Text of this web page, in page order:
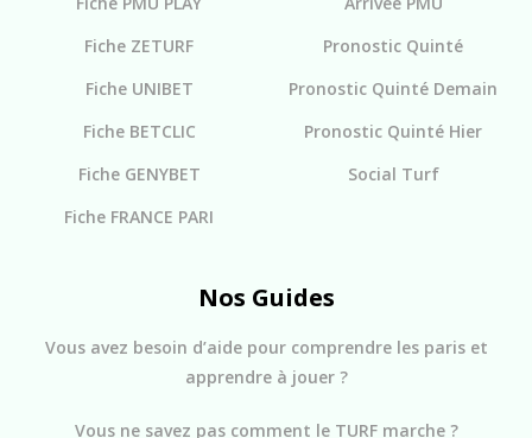
Fiche ZETURF
Fiche UNIBET
Fiche BETCLIC
Fiche GENYBET
Fiche FRANCE PARI
Pronostic Quinté
Pronostic Quinté Demain
Pronostic Quinté Hier
Social Turf
Nos Guides
Vous avez besoin d’aide pour comprendre les paris et
apprendre à jouer ?
Vous ne savez pas comment le TURF marche ?